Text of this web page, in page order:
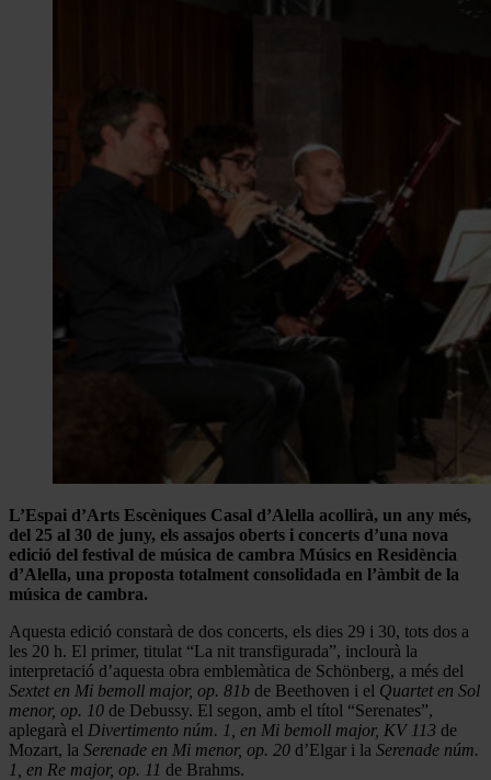
L’Espai d’Arts Escèniques Casal d’Alella acollirà, un any més,
del 25 al 30 de juny, els assajos oberts i concerts d’una nova
edició del festival de música de cambra Músics en Residència
d’Alella, una proposta totalment consolidada en l’àmbit de la
música de cambra.
Aquesta edició constarà de dos concerts, els dies 29 i 30, tots dos a
les 20 h. El primer, titulat “La nit transfigurada”, inclourà la
interpretació d’aquesta obra emblemàtica de Schönberg, a més del
Sextet en Mi bemoll major, op. 81b de Beethoven i el Quartet en Sol
menor, op. 10 de Debussy. El segon, amb el títol “Serenates”,
aplegarà el Divertimento núm. 1, en Mi bemoll major, KV 113 de
Mozart, la Serenade en Mi menor, op. 20 d’Elgar i la Serenade núm.
1, en Re major, op. 11 de Brahms.